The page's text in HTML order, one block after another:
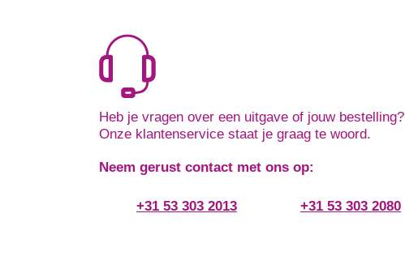
Heb je vragen over een uitgave of jouw bestelling?
Onze klantenservice staat je graag te woord.
Neem gerust contact met ons op:
+31 53 303 2013 +31 53 303 2080